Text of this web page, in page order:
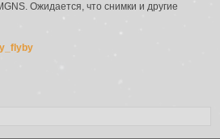
Ожидается, что снимки и другие